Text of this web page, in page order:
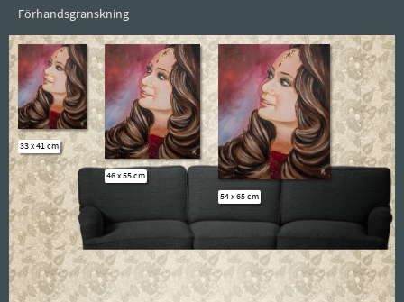
Förhandsgranskning
33 x 41 cm
46 x 55 cm
54 x 65 cm